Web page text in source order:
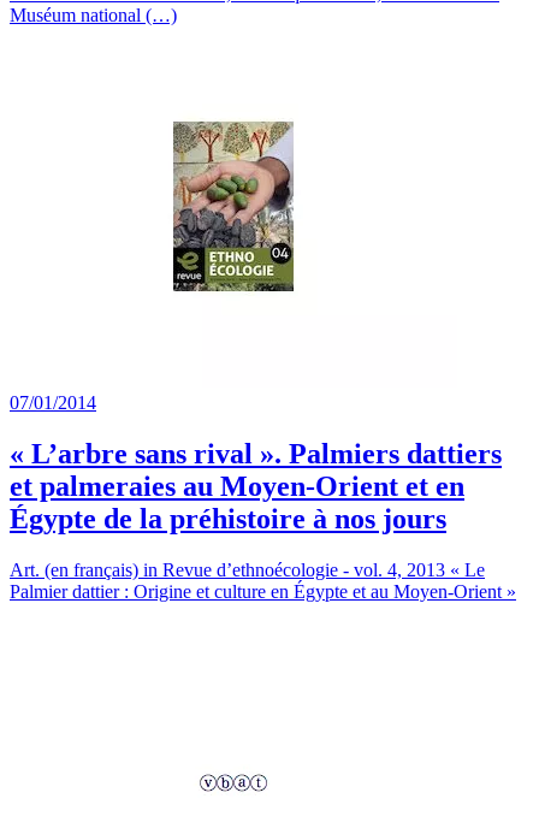
Muséum national (…)
07/01/2014
« L’arbre sans rival ». Palmiers dattiers
et palmeraies au Moyen-Orient et en
Égypte de la préhistoire à nos jours
Art. (en français) in Revue d’ethnoécologie - vol. 4, 2013 « Le
Palmier dattier : Origine et culture en Égypte et au Moyen-Orient »